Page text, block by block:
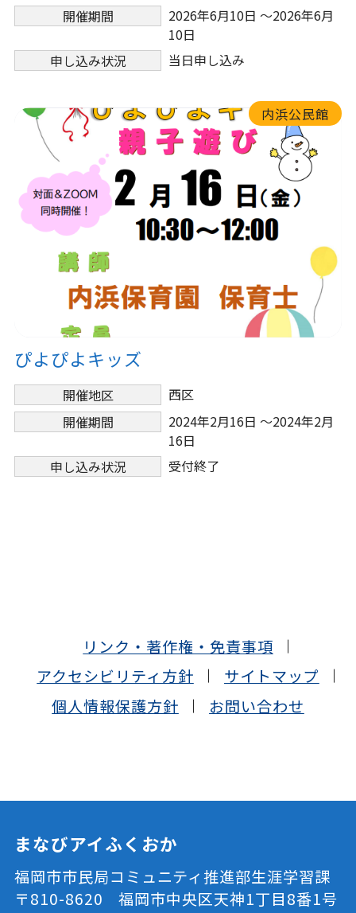
開催期間
2026年6月10日 ～2026年6月
10日
申し込み状況
当日申し込み
内浜公民館
ぴよぴよキッズ
開催地区
西区
開催期間
2024年2月16日 ～2024年2月
16日
申し込み状況
受付終了
リンク・著作権・免責事項
アクセシビリティ方針
サイトマップ
個人情報保護方針
お問い合わせ
まなびアイふくおか
福岡市市民局コミュニティ推進部生涯学習課
〒810-8620 福岡市中央区天神1丁目8番1号